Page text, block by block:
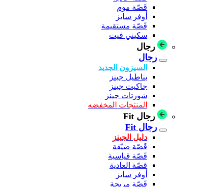
قَصّة موم
أوفر سايز
قَصّة مستقيمة
سكيني فيت
رجال
رجال
السيزون الجديد
بناطيل جينز
جاكيت جينز
شورتات جينز
المنتجات المخفضه
رجال Fit
رجال Fit
دليل الجينز
قَصّة ضيّقة
قَصّة قياسية
قصّة العادية
أوفر سايز
قَصّة مريحة